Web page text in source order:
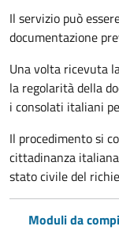
Il servizio può
documentazione
Una volta ricevuta
la regolarità della
i consolati italiani
Il procedimento si
cittadinanza
stato civile del
Moduli da